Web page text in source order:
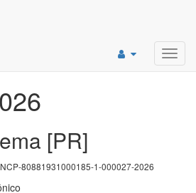
[PR]
80881931000185-1-000027-2026